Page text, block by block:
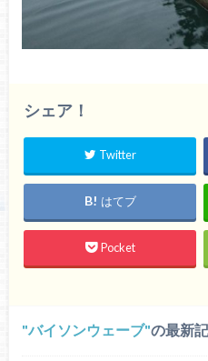
シェア！
Twitter
はてブ
Pocket
バイソンウェーブ の最新